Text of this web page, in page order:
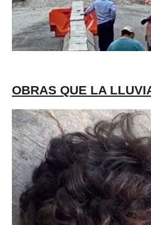
OBRAS QUE LA